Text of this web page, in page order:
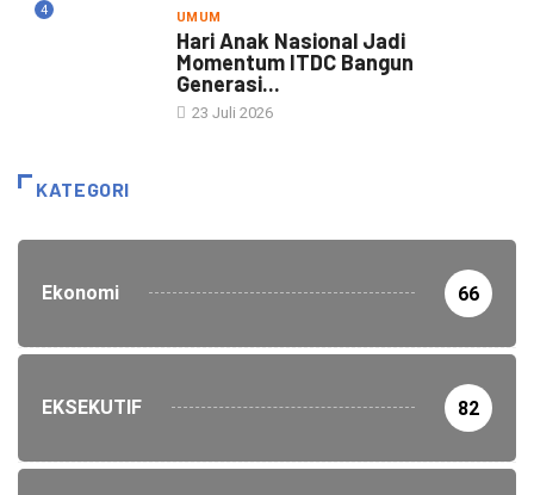
4 UMUM
Hari Anak Nasional Jadi
Momentum ITDC Bangun
Generasi...
23 Juli 2026
KATEGORI
Ekonomi 66
EKSEKUTIF 82